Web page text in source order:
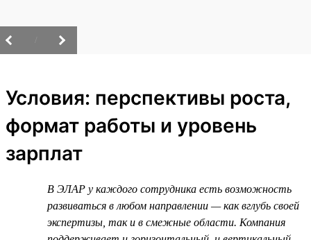
Условия: перспективы роста,
формат работы и уровень
зарплат
В ЭЛАР у каждого сотрудника есть возможность
развиваться в любом направлении — как вглубь своей
экспертизы, так и в смежные области. Компания